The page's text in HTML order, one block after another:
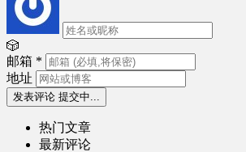
🎲
邮箱 *
地址
发表评论 提交中...
热门文章
最新评论